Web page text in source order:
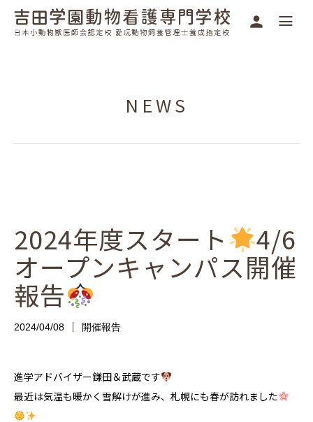
NEWS
2024年度スタート 4/6
オープンキャンパス開催
報告
2024/04/08 開催報告
進学アドバイザー鎌田＆武蔵です
最近は気温も暖かく雪解けが進み、札幌にも春が訪れました